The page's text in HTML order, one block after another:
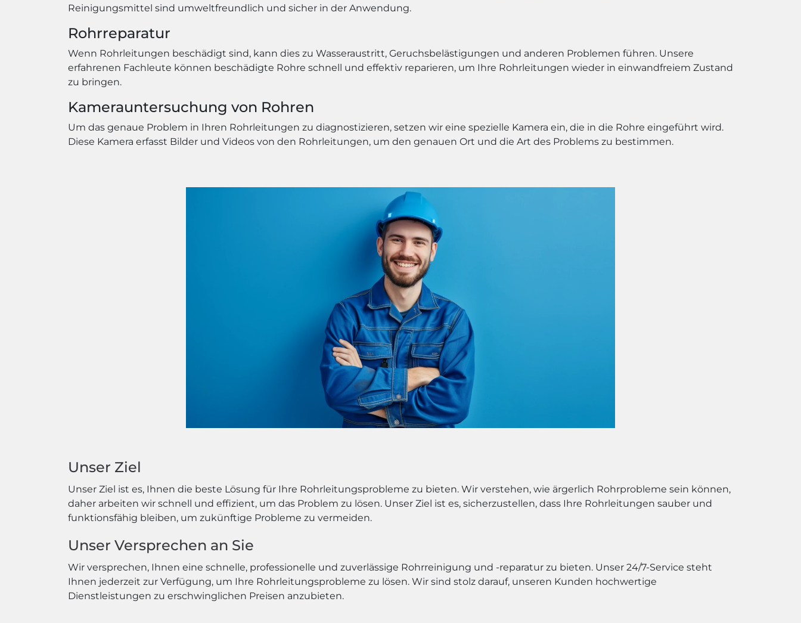
Reinigungsmittel sind umweltfreundlich und sicher in der Anwendung.
Rohrreparatur
Wenn Rohrleitungen beschädigt sind, kann dies zu Wasseraustritt, Geruchsbelästigungen und anderen Problemen führen. Unsere
erfahrenen Fachleute können beschädigte Rohre schnell und effektiv reparieren, um Ihre Rohrleitungen wieder in einwandfreiem Zustand
zu bringen.
Kamerauntersuchung von Rohren
Um das genaue Problem in Ihren Rohrleitungen zu diagnostizieren, setzen wir eine spezielle Kamera ein, die in die Rohre eingeführt wird.
Diese Kamera erfasst Bilder und Videos von den Rohrleitungen, um den genauen Ort und die Art des Problems zu bestimmen.
Unser Ziel
Unser Ziel ist es, Ihnen die beste Lösung für Ihre Rohrleitungsprobleme zu bieten. Wir verstehen, wie ärgerlich Rohrprobleme sein können,
daher arbeiten wir schnell und effizient, um das Problem zu lösen. Unser Ziel ist es, sicherzustellen, dass Ihre Rohrleitungen sauber und
funktionsfähig bleiben, um zukünftige Probleme zu vermeiden.
Unser Versprechen an Sie
Wir versprechen, Ihnen eine schnelle, professionelle und zuverlässige Rohrreinigung und -reparatur zu bieten. Unser 24/7-Service steht
Ihnen jederzeit zur Verfügung, um Ihre Rohrleitungsprobleme zu lösen. Wir sind stolz darauf, unseren Kunden hochwertige
Dienstleistungen zu erschwinglichen Preisen anzubieten.